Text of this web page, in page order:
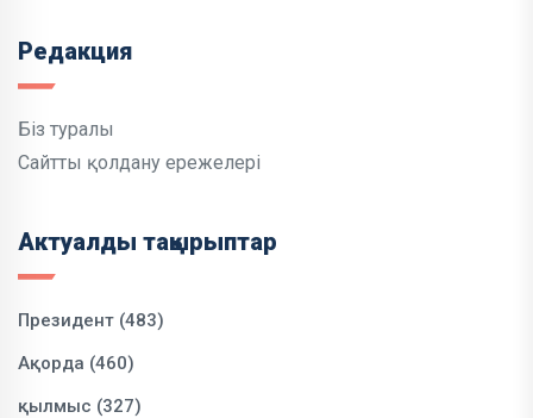
Редакция
Біз туралы
Сайтты қолдану ережелері
Актуалды тақырыптар
Президент (483)
Ақорда (460)
қылмыс (327)